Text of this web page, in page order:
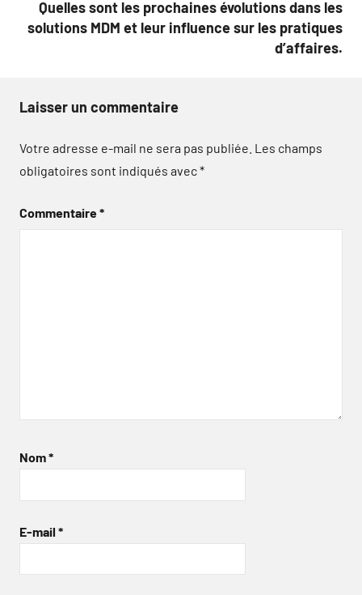
Quelles sont les prochaines évolutions dans les
solutions MDM et leur influence sur les pratiques
d’affaires.
Laisser un commentaire
Votre adresse e-mail ne sera pas publiée. Les champs
obligatoires sont indiqués avec*
Commentaire*
Nom*
E-mail *